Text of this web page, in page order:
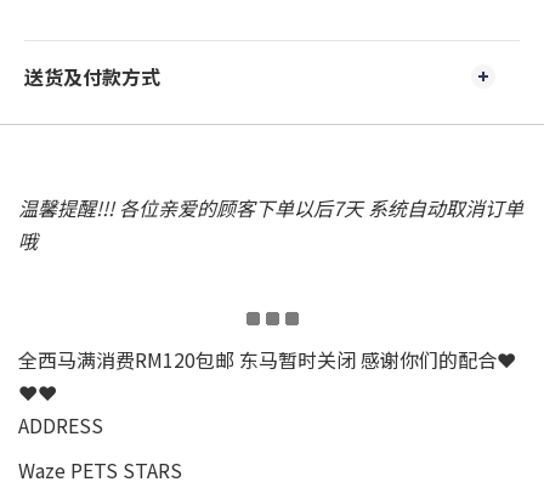
送货及付款方式
温馨提醒!!! 各位亲爱的顾客下单以后7天 系统自动取消订单
哦
全西马满消费RM120包邮 东马暂时关闭 感谢你们的配合❤
❤❤
ADDRESS
Waze PETS STARS